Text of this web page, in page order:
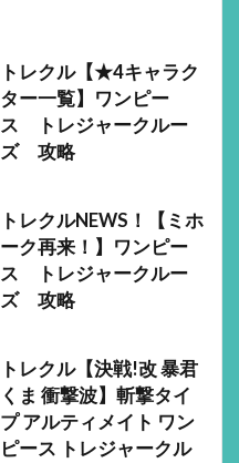
トレクル【★4キャラク
ター一覧】ワンピー
ス トレジャークルー
ズ 攻略
トレクルNEWS！【ミホ
ーク再来！】ワンピー
ス トレジャークルー
ズ 攻略
トレクル【決戦!改 暴君
くま 衝撃波】斬撃タイ
プ アルティメイト ワン
ピース トレジャークル